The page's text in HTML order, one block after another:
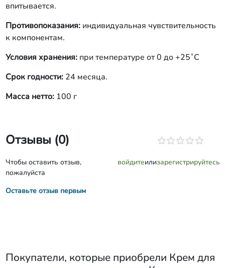
впитывается.
Противопоказания:индивидуальная чувствительность
к компонентам.
Условия хранения:при температуре от 0 до +25˚С
Срок годности:24 месяца.
Масса нетто:100 г
Отзывы (0)
Чтобы оставить отзыв,
пожалуйста
войдитеилизарегистрируйтесь
Оставьте отзыв первым
Покупатели, которые приобрели Крем для